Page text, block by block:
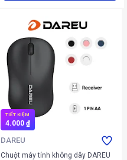
TIẾT KIỆM
4.000 ₫
DAREU
Chuột máy tính không dây DAREU